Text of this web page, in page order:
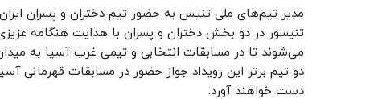
تنیسور در دو بخش دختران و پسران با هدایت هنگامه
می‌شوند تا در مسابقات انتخابی و تیمی غرب آسیا به
دو تیم برتر این رویداد جواز حضور در مسابقات قهرمانی
دست خواهند آورد.